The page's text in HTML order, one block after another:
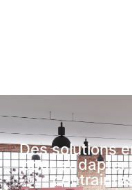
Des solutions
pour